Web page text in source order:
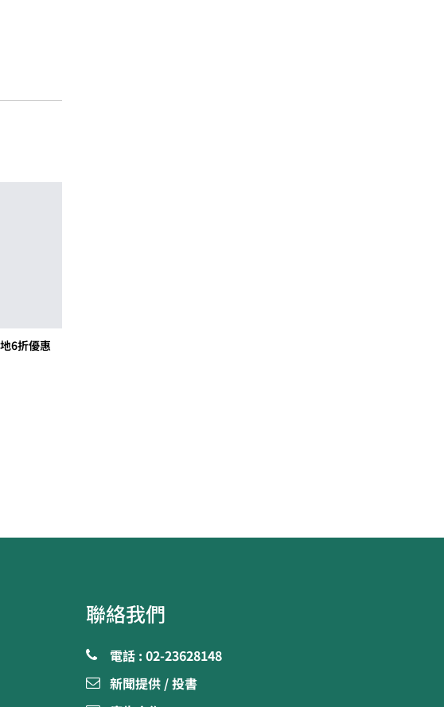
6折優惠
聯絡我們
電話 : 02-23628148
新聞提供 / 投書